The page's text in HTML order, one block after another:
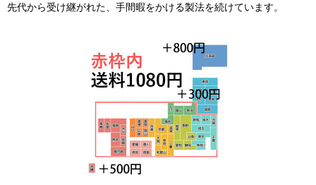
先代から受け継がれた、手間暇をかける製法を続けています。